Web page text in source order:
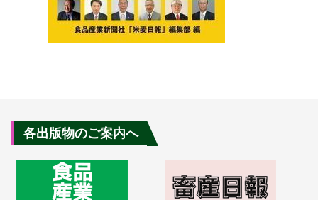
各出版物のご案内へ